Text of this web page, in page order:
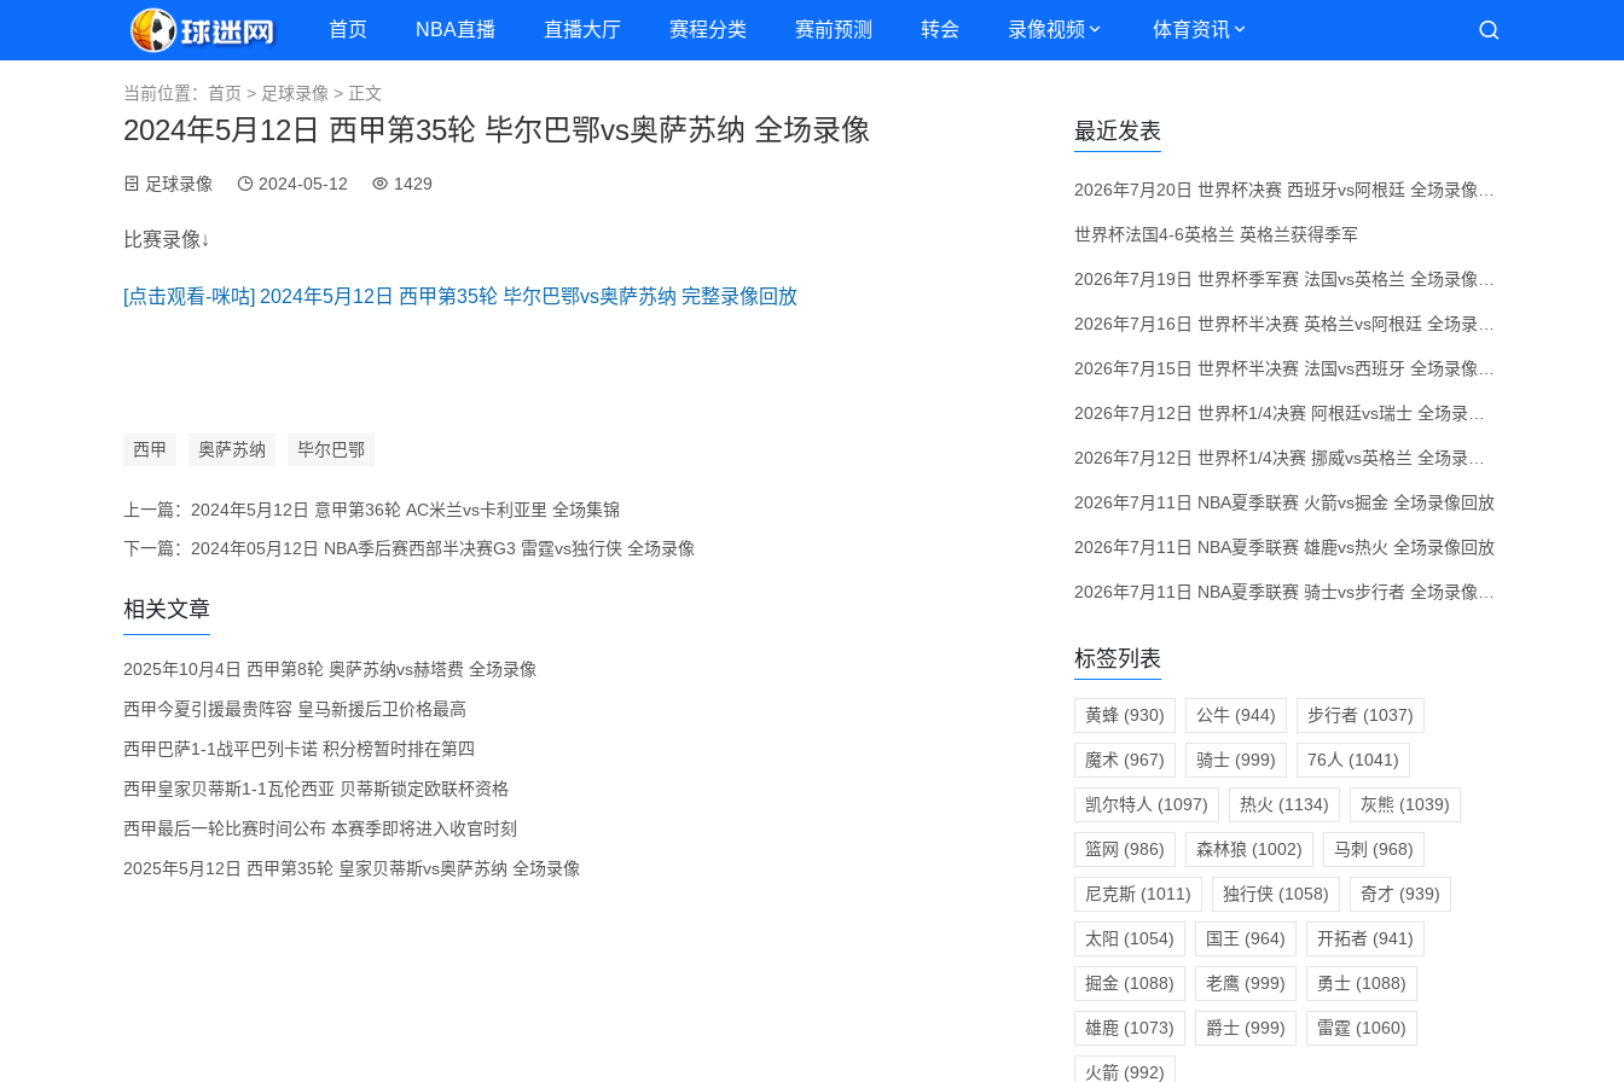
首页 NBA直播 直播大厅 赛程分类 赛前预测 转会 录像视频 体育资讯
当前位置： 首页 > 足球录像 > 正文
2024年5月12日 西甲第35轮 毕尔巴鄂vs奥萨苏纳 全场录像
足球录像 2024-05-12 1429
比赛录像↓
[点击观看-咪咕] 2024年5月12日 西甲第35轮 毕尔巴鄂vs奥萨苏纳 完整录像回放
西甲 奥萨苏纳 毕尔巴鄂
上一篇： 2024年5月12日 意甲第36轮 AC米兰vs卡利亚里 全场集锦
下一篇： 2024年05月12日 NBA季后赛西部半决赛G3 雷霆vs独行侠 全场录像
相关文章
2025年10月4日 西甲第8轮 奥萨苏纳vs赫塔费 全场录像
西甲今夏引援最贵阵容 皇马新援后卫价格最高
西甲巴萨1-1战平巴列卡诺 积分榜暂时排在第四
西甲皇家贝蒂斯1-1瓦伦西亚 贝蒂斯锁定欧联杯资格
西甲最后一轮比赛时间公布 本赛季即将进入收官时刻
2025年5月12日 西甲第35轮 皇家贝蒂斯vs奥萨苏纳 全场录像
最近发表
世界杯法国4-6英格兰 英格兰获得季军
2026年7月16日 世界杯半决赛 英格兰vs阿根廷 全场录像回放
2026年7月12日 世界杯1/4决赛 阿根廷vs瑞士 全场录像回放
2026年7月12日 世界杯1/4决赛 挪威vs英格兰 全场录像回放
2026年7月11日 NBA夏季联赛 火箭vs掘金 全场录像回放
2026年7月11日 NBA夏季联赛 雄鹿vs热火 全场录像回放
标签列表
黄蜂(930) 公牛(944) 步行者(1037)
魔术 (967) 骑士(999) 76人 (1041)
凯尔特人 (1097) 热火 (1134) 灰熊(1039)
篮网 (986) 森林狼 (1002) 马刺 (968)
尼克斯(1011) 独行侠(1058) 奇才 (939)
太阳 (1054) 国王 (964) 开拓者(941)
掘金(1088) 老鹰(999) 勇士(1088)
雄鹿(1073) 爵士(999) 雷霆 (1060)
火箭(992)